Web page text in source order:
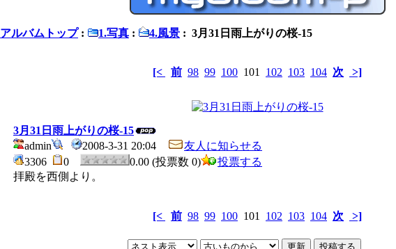
アルバムトップ: 1.写真 : 4.風景 : 3月31日雨上がりの桜-15
[< 前 98 99 100 101 102 103 104 次 >]
3月31日雨上がりの桜-15
admin
2008-3-31 20:04
友人に知らせる
3306
0 0.00 (投票数 0)
投票する
拝殿を西側より。
[< 前 98 99 100 101 102 103 104 次 >]